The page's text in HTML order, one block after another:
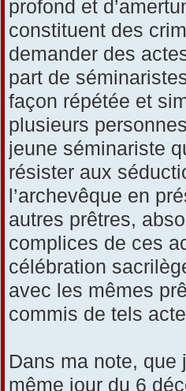
profond et
constituent des
demander des
part de
façon répétée et
plusieurs
jeune séminariste
résister aux
l’archevêque en
autres prêtres,
complices de ces
célébration
avec les mêmes
commis de tels
Dans ma note, que
même jour du 6